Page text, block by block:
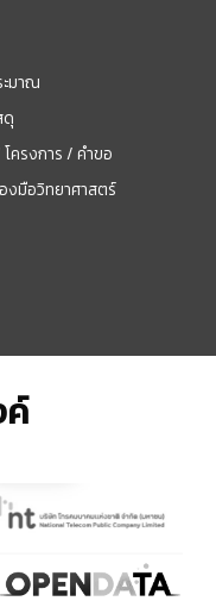
ะมาณ
ดุ
ครงการ / คำขอ
งมือวิทยาศาสตร์
ค์